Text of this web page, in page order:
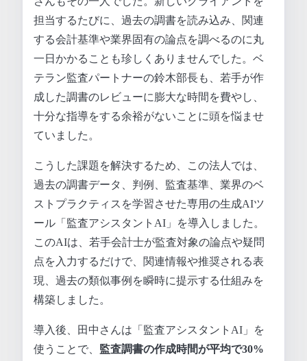
担当するたびに、過去の調書を読み込み、関連
する会計基準や業界固有の論点を調べるのに丸
一日かかることも珍しくありませんでした。ベ
テラン監査パートナーの鈴木部長も、若手が作
成した調書のレビューに膨大な時間を費やし、
十分な指導をする余裕がないことに頭を悩ませ
ていました。
こうした課題を解決するため、この法人では、
過去の調書データ、判例、監査基準、業界のベ
ストプラクティスを学習させた専用の生成AIツ
ール「監査アシスタントAI」を導入しました。
このAIは、若手会計士が監査対象の論点や疑問
点を入力するだけで、関連情報や推奨される表
現、過去の類似事例を瞬時に提示する仕組みを
構築しました。
導入後、田中さんは「監査アシスタントAI」を
使うことで、 監査調書の作成時間が平均で30%